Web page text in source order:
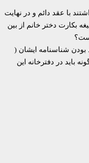
با عقد دائم و در نهایت
بکارت دختر خانم از بین
بودن شناسنامه ایشان (
باید در دفترخانه این